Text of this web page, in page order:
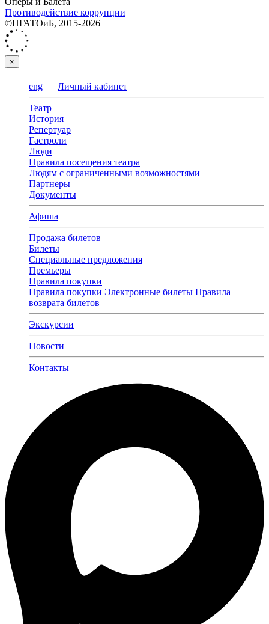
Противодействие коррупции
©НГАТОиБ, 2015-2026
×
eng Личный кабинет
Театр
История
Репертуар
Гастроли
Люди
Правила посещения театра
Людям с ограниченными возможностями
Партнеры
Документы
Афиша
Продажа билетов
Билеты
Специальные предложения
Премьеры
Правила покупки
Правила покупки Электронные билеты Правила
возврата билетов
Экскурсии
Новости
Контакты